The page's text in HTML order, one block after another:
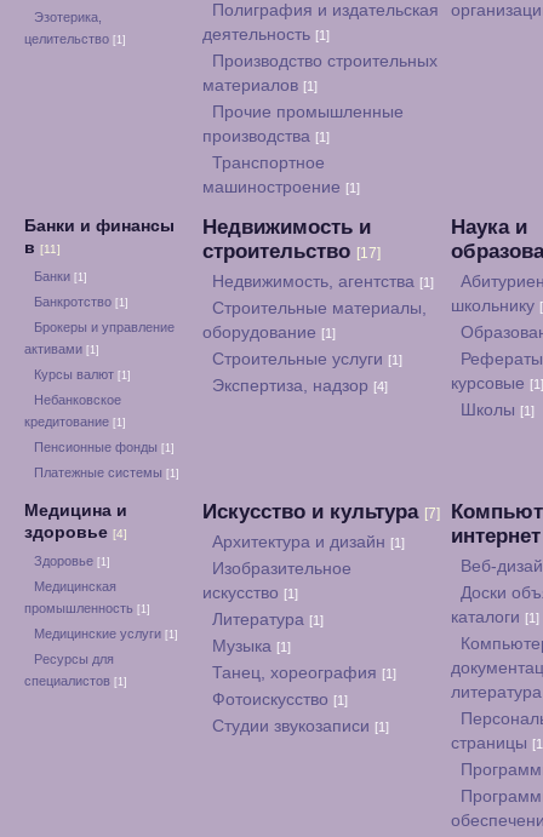
Эзотерика,
целительство [1]
Полиграфия и издательская
деятельность [1]
Производство строительных
материалов [1]
Прочие промышленные
производства [1]
Транспортное
машиностроение [1]
Банки и финансы
в [11]
Банки [1]
Банкротство [1]
Брокеры и управление
активами [1]
Курсы валют [1]
Небанковское
кредитование [1]
Пенсионные фонды [1]
Платежные системы [1]
Недвижимость и
строительство [17]
Недвижимость, агентства [1]
Строительные материалы,
оборудование [1]
Строительные услуги [1]
Экспертиза, надзор [4]
Наука и
школьнику
курсовые [1]
Школы [1]
Медицина и
здоровье [4]
Здоровье [1]
Медицинская
промышленность [1]
Медицинские услуги [1]
Ресурсы для
специалистов [1]
Искусство и культура [7]
Архитектура и дизайн [1]
Изобразительное
искусство [1]
Литература [1]
Музыка [1]
Танец, хореография [1]
Фотоискусство [1]
Студии звукозаписи [1]
Веб-
Доски
каталоги [1]
страницы